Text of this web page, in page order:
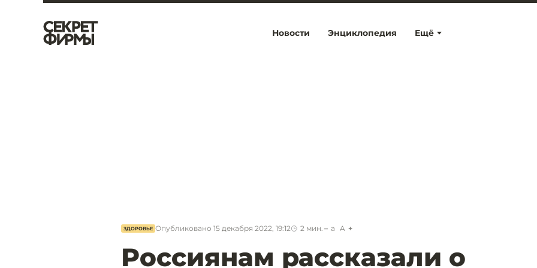
Ещё
Новости Энциклопедия
ЗДОРОВЬЕ Опубликовано 15 декабря 2022, 19:12 2 мин. a A
Россиянам рассказали о